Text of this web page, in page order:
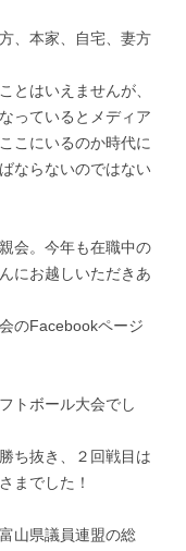
、本家、自宅、妻方
とはいえませんが、
っているとメディア
こにいるのか時代に
ならないのではない
会。今年も在職中の
にお越しいただきあ
のFacebookページ
トボール大会でし
ち抜き、２回戦目は
までした！
山県議員連盟の総